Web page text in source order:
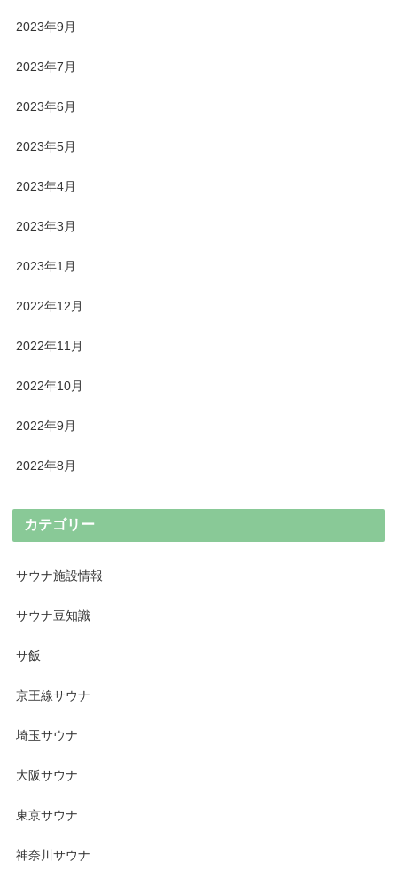
2023年9月
2023年7月
2023年6月
2023年5月
2023年4月
2023年3月
2023年1月
2022年12月
2022年11月
2022年10月
2022年9月
2022年8月
カテゴリー
サウナ施設情報
サウナ豆知識
サ飯
京王線サウナ
埼玉サウナ
大阪サウナ
東京サウナ
神奈川サウナ